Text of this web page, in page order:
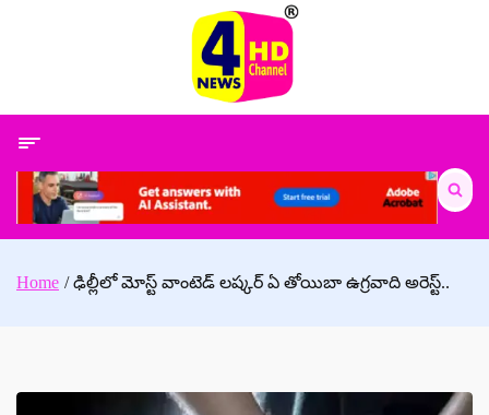
Search
for:
Home ఢిల్లీలో మోస్ట్ వాంటెడ్ లష్కర్ ఏ తోయిబా ఉగ్రవాది అరెస్ట్..